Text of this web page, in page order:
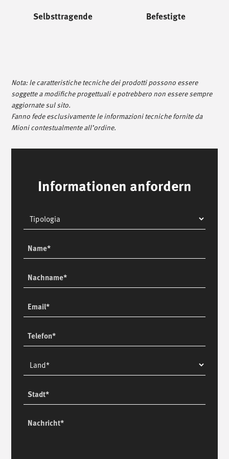
Selbsttragende Befestigte
Nota: le caratteristiche tecniche dei prodotti possono essere
soggette a modifiche progettuali e potrebbero non essere sempre
aggiornate sul sito.
Fanno fede esclusivamente le informazioni tecniche fornite da
Mioni contestualmente all’ordine.
Informationen anfordern
Typ
Name
Nachname
Email
Telefon
Land
Stadt
Nachricht